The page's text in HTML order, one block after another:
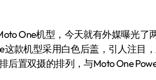
One机型，今天就有外媒曝光了
款机型采用白色后盖，引人注目
后置双摄的排列，与Moto One